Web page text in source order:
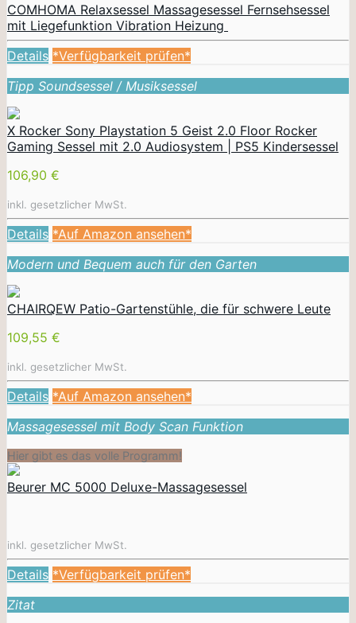
COMHOMA Relaxsessel Massagesessel Fernsehsessel
mit Liegefunktion Vibration Heizung
Details *Verfügbarkeit prüfen*
Tipp Soundsessel / Musiksessel
X Rocker Sony Playstation 5 Geist 2.0 Floor Rocker
Gaming Sessel mit 2.0 Audiosystem | PS5 Kindersessel
106,90 €
inkl. gesetzlicher MwSt.
Details *Auf Amazon ansehen*
Modern und Bequem auch für den Garten
CHAIRQEW Patio-Gartenstühle, die für schwere Leute
109,55 €
inkl. gesetzlicher MwSt.
Details *Auf Amazon ansehen*
Massagesessel mit Body Scan Funktion
Hier gibt es das volle Programm!
Beurer MC 5000 Deluxe-Massagesessel
inkl. gesetzlicher MwSt.
Details *Verfügbarkeit prüfen*
Zitat